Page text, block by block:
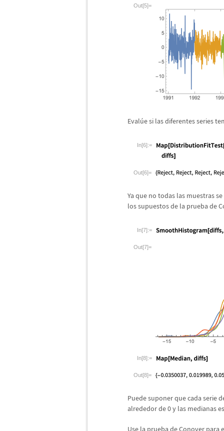
Out[5]=
Evalúe si las diferentes series
In[6]:=
Out[6]=
Ya que no todas las muestras
los supuestos de la prueba de
In[7]:=
Out[7]=
In[8]:=
Out[8]=
Puede suponer que cada serie
alrededor de 0 y las medianas
Use la prueba de Conover para